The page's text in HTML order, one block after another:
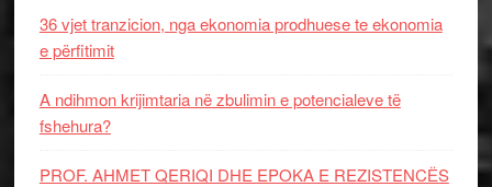
36 vjet tranzicion, nga ekonomia prodhuese te ekonomia
e përfitimit
A ndihmon krijimtaria në zbulimin e potencialeve të
fshehura?
PROF. AHMET QERIQI DHE EPOKA E REZISTENCЁS